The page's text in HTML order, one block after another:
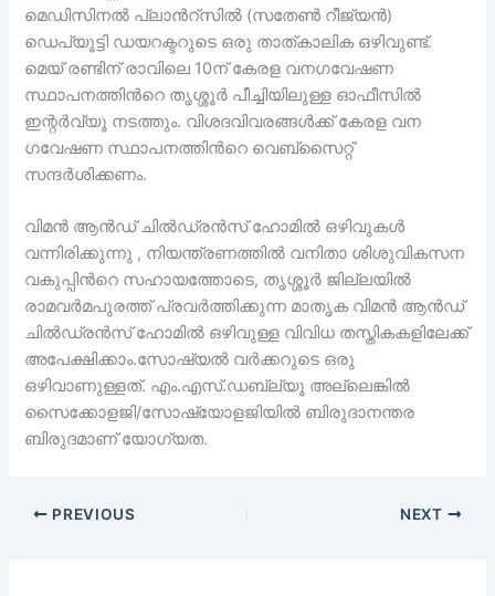
മെഡിസിനൽ പ്ലാൻറ്സിൽ (സതേൺ റീജ്യൻ)
ഡെപ്യൂട്ടി ഡയറക്ടറുടെ ഒരു താത്കാലിക ഒഴിവുണ്ട്.
മെയ് രണ്ടിന് രാവിലെ 10ന് കേരള വനഗവേഷണ
സ്ഥാപനത്തിൻറെ തൃശ്ശൂർ പീച്ചിയിലുള്ള ഓഫീസിൽ
ഇന്റർവ്യൂ നടത്തും. വിശദവിവരങ്ങൾക്ക് കേരള വന
ഗവേഷണ സ്ഥാപനത്തിൻറെ വെബ്സൈറ്റ്
സന്ദർശിക്കണം.
വിമൻ ആൻഡ് ചിൽഡ്രൻസ് ഹോമിൽ ഒഴിവുകൾ
വന്നിരിക്കുന്നു , നിയന്ത്രണത്തിൽ വനിതാ ശിശുവികസന
വകുപ്പിൻറെ സഹായത്തോടെ, തൃശ്ശൂർ ജില്ലയിൽ
രാമവർമപുരത്ത് പ്രവർത്തിക്കുന്ന മാതൃക വിമൻ ആൻഡ്
ചിൽഡ്രൻസ് ഹോമിൽ ഒഴിവുള്ള വിവിധ തസ്തികകളിലേക്ക്
അപേക്ഷിക്കാം.സോഷ്യൽ വർക്കറുടെ ഒരു
ഒഴിവാണുള്ളത്. എം.എസ്.ഡബ്ല്യൂ അല്ലെങ്കിൽ
സൈക്കോളജി/സോഷ്യോളജിയിൽ ബിരുദാനന്തര
ബിരുദമാണ് യോഗ്യത.
PREVIOUS NEXT